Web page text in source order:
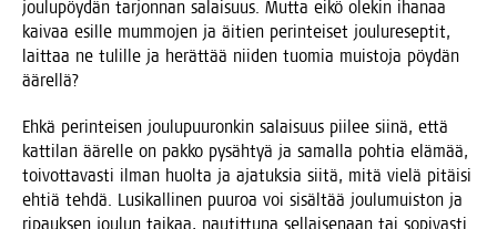
jou­lu­pöy­dän tar­jon­nan salai­suus. Mut­ta eikö ole­kin iha­naa
kai­vaa esil­le mum­mo­jen ja äitien perin­tei­set jou­lu­re­sep­tit,
lait­taa ne tulil­le ja herät­tää nii­den tuo­mia muis­to­ja pöy­dän
äärellä?
Ehkä perin­tei­sen jou­lu­puu­ron­kin salai­suus pii­lee sii­nä, että
kat­ti­lan äärel­le on pak­ko pysäh­tyä ja samal­la poh­tia elä­mää,
toi­vot­ta­vas­ti ilman huol­ta ja aja­tuk­sia sii­tä, mitä vie­lä pitäi­si
ehtiä teh­dä. Lusi­kal­li­nen puu­roa voi sisäl­tää jou­lu­muis­ton ja